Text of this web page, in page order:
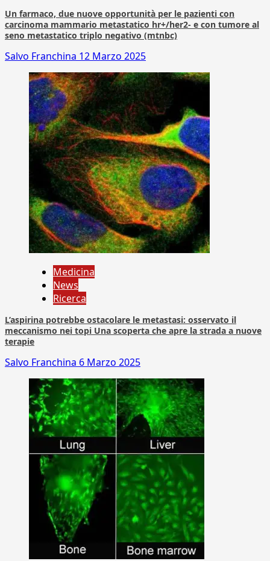
Un farmaco, due nuove opportunità per le pazienti con
carcinoma mammario metastatico hr+/her2- e con tumore al
seno metastatico triplo negativo (mtnbc)
Salvo Franchina 12 Marzo 2025
Medicina
News
Ricerca
L’aspirina potrebbe ostacolare le metastasi: osservato il
meccanismo nei topi Una scoperta che apre la strada a nuove
terapie
Salvo Franchina 6 Marzo 2025